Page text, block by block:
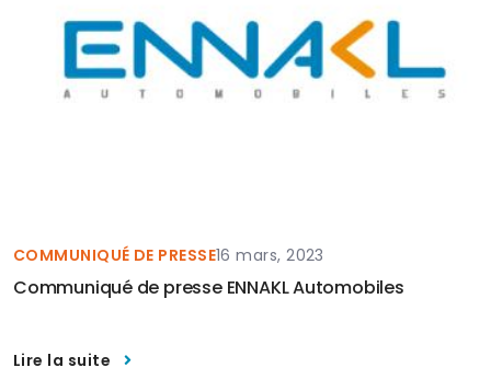
COMMUNIQUÉ DE PRESSE16 mars, 2023
Communiqué de presse ENNAKL Automobiles
Lire la suite